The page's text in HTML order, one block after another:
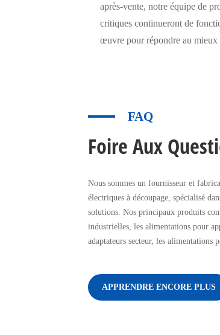
après-vente, notre équipe de
critiques continueront de
œuvre pour répondre au mieux
FAQ
Foire Aux
Nous sommes un fournisseur et
électriques à découpage, spécialisé
solutions. Nos principaux produits
industrielles, les alimentations pour
adaptateurs secteur, les alimentations
APPRENDRE ENCORE PLUS